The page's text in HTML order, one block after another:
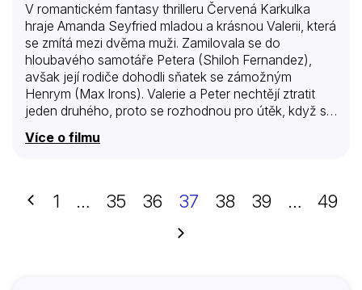
V romantickém fantasy thrilleru Červená Karkulka
hraje Amanda Seyfried mladou a krásnou Valerii, která
se zmítá mezi dvěma muži. Zamilovala se do
hloubavého samotáře Petera (Shiloh Fernandez),
avšak její rodiče dohodli sňatek se zámožným
Henrym (Max Irons). Valerie a Peter nechtějí ztratit
jeden druhého, proto se rozhodnou pro útěk, když se
dozvědí, že Valeriina sestra byla zavražděna
vlkodlakem, který loví v tmavém lese obklopující
zvířecí oběť. Pod krvavým úplňkem si vlkodlak vybere
ale oběť větší – lidský život, a tak lidé hladoví po
pomstě zavolají známého lovce vlkodlaků, otce
Více o filmu
Předchozí
1 … 35 36 37 38 39 …
49
Další